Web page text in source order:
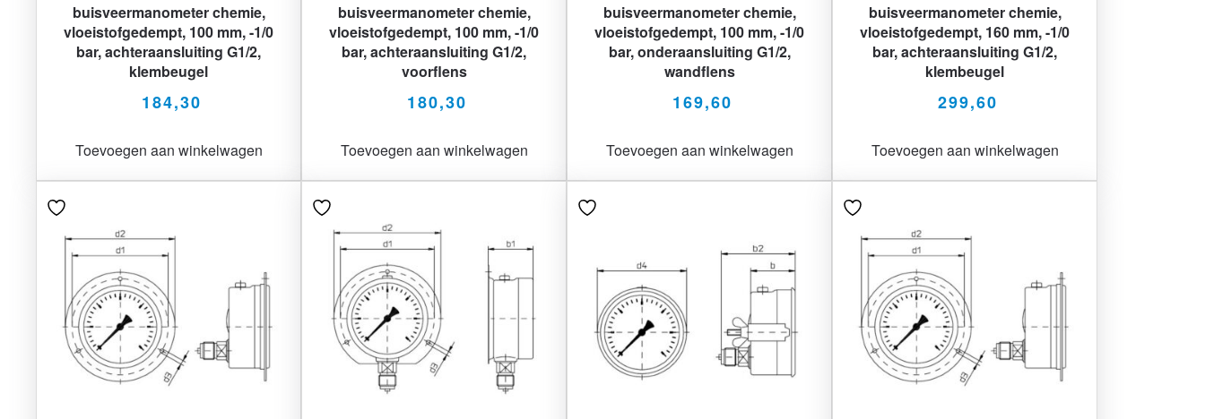
buisveermanometer chemie,
vloeistofgedempt, 100 mm, -1/0
bar, achteraansluiting G1/2,
klembeugel
184,30
Toevoegen aan winkelwagen
buisveermanometer chemie,
vloeistofgedempt, 100 mm, -1/0
bar, achteraansluiting G1/2,
voorflens
180,30
Toevoegen aan winkelwagen
buisveermanometer chemie,
vloeistofgedempt, 100 mm, -1/0
bar, onderaansluiting G1/2,
wandflens
169,60
Toevoegen aan winkelwagen
buisveermanometer chemie,
vloeistofgedempt, 160 mm, -1/0
bar, achteraansluiting G1/2,
klembeugel
299,60
Toevoegen aan winkelwagen